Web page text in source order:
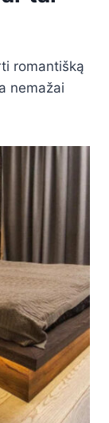
romantišką
nemažai